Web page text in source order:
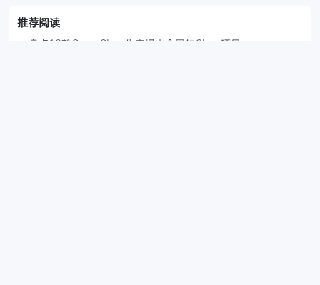
推荐阅读
盘点10款OpenClaw生态爆火全网的Claw项目